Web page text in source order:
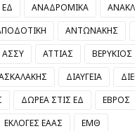
ΑΝΑΔΡΟΜΙΚΑ
ΑΝΤΩΝΑΚΗΣ
ΑΣΣΥ ΑΤΤΙΑΣ
ΒΕΡΥΚΙΟΣ
ΔΙΑΥΓΕΙΑ
ΔΩΡΕΑ ΣΤΙΣ ΕΔ
ΕΒΡΟΣ
ΕΚΛΟΓΕΣ ΕΑΑΣ
ΕΜΘ